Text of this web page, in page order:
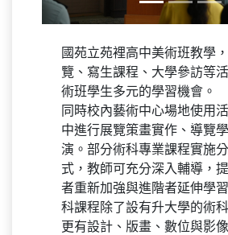
國苑立苑裡高中美術班教學
覽、寫生課程、大學參訪等
術班學生多元的學習機會。
同時校內藝術中心場地使用
中進行展覽策畫實作、導覽
演。部分術科專業課程實施
式，教師可充分深入輔導，
者重新加強與進階者延伸學
科課程除了設有升大學的術
更有設計、版畫、數位與影